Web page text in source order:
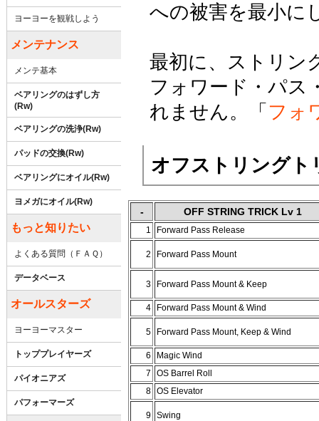
ヨーヨーを観戦しよう
メンテナンス
メンテ基本
ベアリングのはずし方
(Rw)
ベアリングの洗浄(Rw)
パッドの交換(Rw)
ベアリングにオイル(Rw)
ヨメガにオイル(Rw)
もっと知りたい
よくある質問（ＦＡＱ）
データベース
オールスターズ
ヨーヨーマスター
トッププレイヤーズ
パイオニアズ
パフォーマーズ
への被害を最小に
最初に、ストリン
フォワード・パス
れません。「 フォ
オフストリングト
- OFF STRING TRICK Lv 1
1 Forward Pass Release
2 Forward Pass Mount
3 Forward Pass Mount & Keep
4 Forward Pass Mount & Wind
5 Forward Pass Mount, Keep & Wind
6
Magic Wind
7
OS Barrel Roll
8 OS Elevator
9 Swing